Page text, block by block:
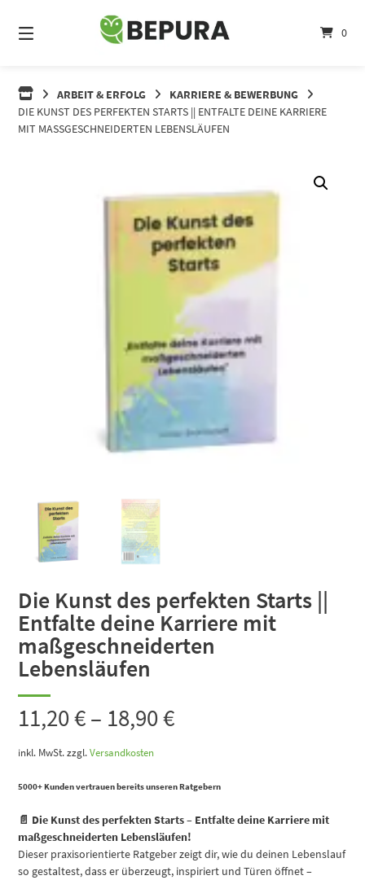
zum
Inhalt
0
ARBEIT & ERFOLG
KARRIERE & BEWERBUNG
DIE KUNST DES PERFEKTEN STARTS || ENTFALTE DEINE KARRIERE
MIT MASSGESCHNEIDERTEN LEBENSLÄUFEN
Die Kunst des perfekten Starts ||
Entfalte deine Karriere mit
maßgeschneiderten
Lebensläufen
11,20€– 18,90€
inkl. MwSt. zzgl.Versandkosten
5000+ Kunden vertrauen bereits unseren Ratgebern
📄 Die Kunst des perfekten Starts – Entfalte deine Karriere mit
maßgeschneiderten Lebensläufen!
Dieser praxisorientierte Ratgeber zeigt dir, wie du deinen Lebenslauf
so gestaltest, dass er überzeugt, inspiriert und Türen öffnet –